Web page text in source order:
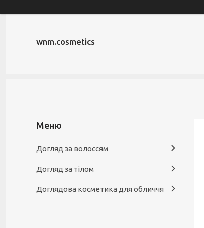
wnm.cosmetics
Догляд за волоссям
Догляд за тілом
Доглядова косметика для обличчя